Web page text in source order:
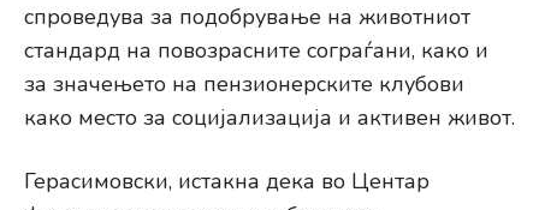
спроведува за подобрување на животниот
стандард на повозрасните сограѓани, како и
за значењето на пензионерските клубови
како место за социјализација и активен живот.
Герасимовски, истакна дека во Центар